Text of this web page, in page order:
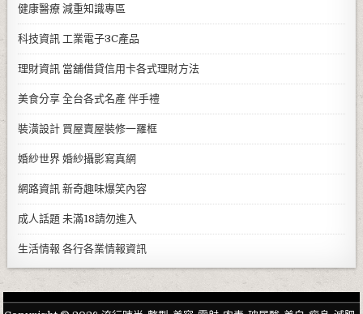
健康醫療 減重知識專區
科技資訊 工業電子3C產品
理財資訊 當舖借貸信用卡各式理財方法
美食分享 全台各式名產 伴手禮
裝潢設計 買屋賣屋裝修一羅框
婚紗世界 婚紗攝影寫真網
網路資訊 新奇趣味爆笑內容
成人話題 未滿18請勿進入
生活情報 各行各業情報資訊